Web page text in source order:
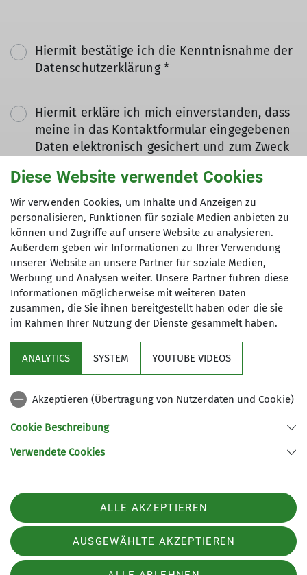
Hiermit bestätige ich die Kenntnisnahme der
Datenschutzerklärung *
Hiermit erkläre ich mich einverstanden, dass
meine in das Kontaktformular eingegebenen
Daten elektronisch gesichert und zum Zweck
genutzt werden. Mir ist bekannt, dass ich
meine Einwilligung jederzeit wiederrufen
kann. *
Mit (*) markierte Felder
sind Pflichtfelder
Absenden
Sektion
Gruppen im Fokus
34131 Kassel
Telefon +49561104046
Diese Website verwendet Cookies
Wir verwenden Cookies, um Inhalte und Anzeigen zu
personalisieren, Funktionen für soziale Medien anbieten zu
können und Zugriffe auf unsere Website zu analysieren.
Außerdem geben wir Informationen zu Ihrer Verwendung
unserer Website an unsere Partner für soziale Medien,
Werbung und Analysen weiter. Unsere Partner führen diese
Informationen möglicherweise mit weiteren Daten
zusammen, die Sie ihnen bereitgestellt haben oder die sie
im Rahmen Ihrer Nutzung der Dienste gesammelt haben.
ANALYTICS SYSTEM YOUTUBE VIDEOS
Akzeptieren (Übertragung von Nutzerdaten und Cookie)
Cookie Beschreibung
Verwendete Cookies
ALLE AKZEPTIEREN
AUSGEWÄHLTE AKZEPTIEREN